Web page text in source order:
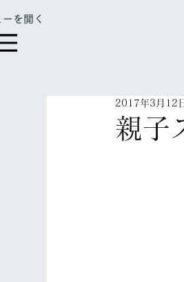
を開く
親子
2017年3月12